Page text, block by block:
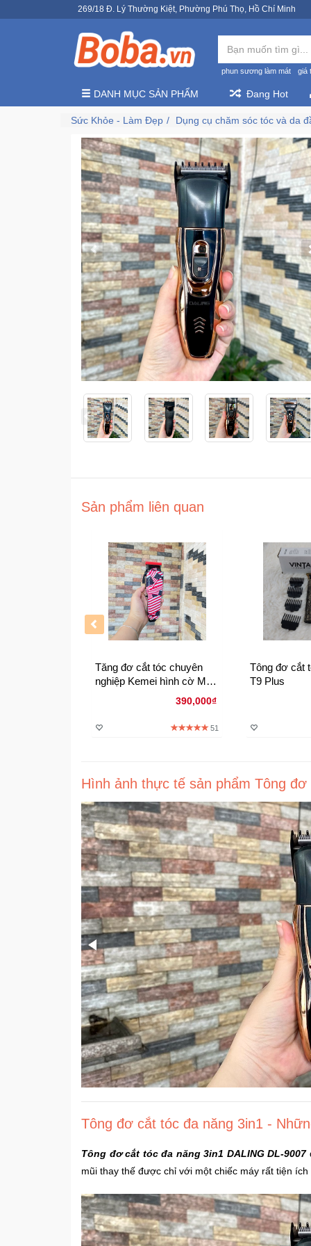
269/18 Đ. Lý Thường Kiệt, Phường Phú Thọ, Hồ Chí Minh
phun sương làm mát giá
DANH MỤC SẢN PHẨM Đang Hot
Sức Khỏe - Làm Đẹp Dụng cụ chăm sóc tóc và da
Sản phẩm liên quan
Tăng đơ cắt tóc chuyên
nghiệp Kemei hình cờ Mỹ
390,000₫
51
Tông đơ cắt tóc
T9 Plus
Hình ảnh thực tế sản phẩm Tông
Tông đơ cắt tóc đa năng 3in1 -
Tông đơ cắt tóc đa năng 3in1 DALING DL-9007
mũi thay thế được chỉ với một chiếc máy rất tiện